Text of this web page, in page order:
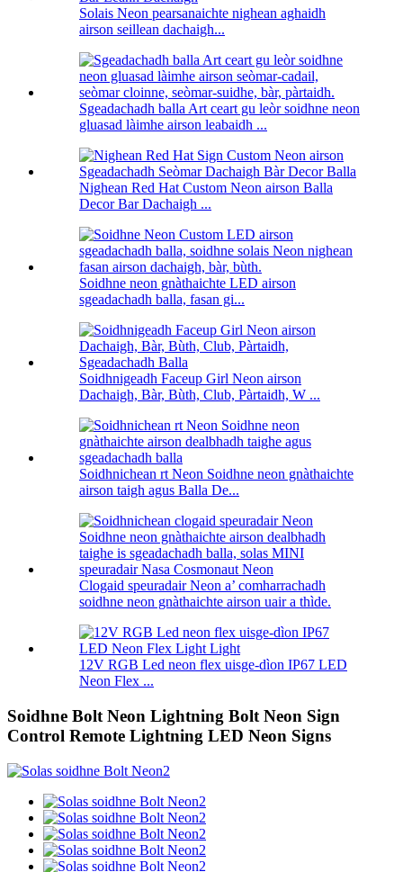
Solais Neon pearsanaichte nighean aghaidh
airson seillean dachaigh...
Sgeadachadh balla Art ceart gu leòr soidhne neon
gluasad làimhe airson leabaidh ...
Nighean Red Hat Custom Neon airson Balla
Decor Bar Dachaigh ...
Soidhne neon gnàthaichte LED airson
sgeadachadh balla, fasan gi...
Soidhnigeadh Faceup Girl Neon airson
Dachaigh, Bàr, Bùth, Club, Pàrtaidh, W ...
Soidhnichean rt Neon Soidhne neon gnàthaichte
airson taigh agus Balla De...
Clogaid speuradair Neon a’ comharrachadh
soidhne neon gnàthaichte airson uair a thìde.
12V RGB Led neon flex uisge-dìon IP67 LED
Neon Flex ...
Soidhne Bolt Neon Lightning Bolt Neon Sign
Control Remote Lightning LED Neon Signs